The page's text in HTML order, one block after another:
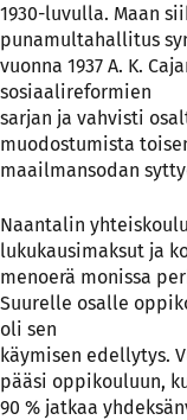
1930-luvulla. Maan
punamultahallitus
vuonna 1937 A. K.
sosiaalireformien
sarjan ja vahvisti
muodostumista
maailmansodan
Naantalin
lukukausimaksut ja
menoerä monissa
Suurelle osalle
oli sen
käymisen edellytys.
pääsi oppikouluun,
90 % jatkaa